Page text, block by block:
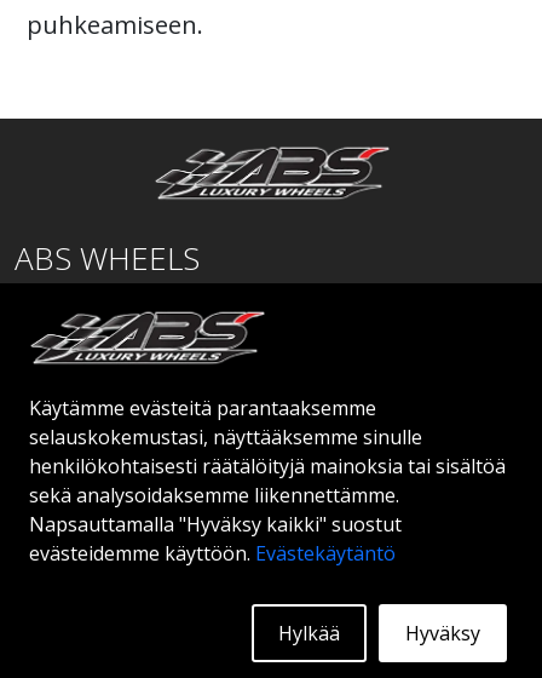
Käytämme evästeitä parantaaksemme
selauskokemustasi, näyttääksemme sinulle
henkilökohtaisesti räätälöityjä mainoksia tai sisältöä
sekä analysoidaksemme liikennettämme.
Napsauttamalla "Hyväksy kaikki" suostut
evästeidemme käyttöön. Evästekäytäntö
Hyväksy
Hylkää
puhkeamiseen.
ABS WHEELS
01530 Vantaa
SUOMI
order@abswheels.com